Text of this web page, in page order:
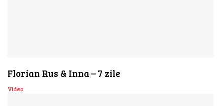
Florian Rus & Inna – 7 zile
Video